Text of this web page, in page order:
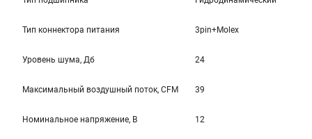
Тип коннектора питания 3pin+Molex
Уровень шума, Дб 24
Максимальный воздушный поток, CFM 39
Номинальное напряжение, В 12